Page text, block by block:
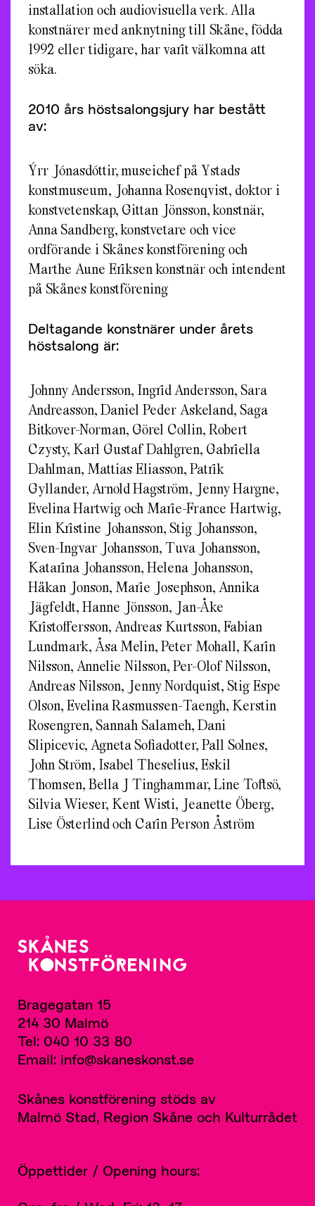
installation och audiovisuella verk. Alla
konstnärer med anknytning till Skåne, födda
1992 eller tidigare, har varit välkomna att
söka.
2010 års höstsalongsjury har bestått
av:
Ýrr Jónasdóttir, museichef på Ystads
konstmuseum, Johanna Rosenqvist, doktor i
konstvetenskap, Gittan Jönsson, konstnär,
Anna Sandberg, konstvetare och vice
ordförande i Skånes konstförening och
Marthe Aune Eriksen konstnär och intendent
på Skånes konstförening
Deltagande konstnärer under årets
höstsalong är:
Johnny Andersson, Ingrid Andersson, Sara
Andreasson, Daniel Peder Askeland, Saga
Bitkover-Norman, Görel Collin, Robert
Czysty, Karl Gustaf Dahlgren, Gabriella
Dahlman, Mattias Eliasson, Patrik
Gyllander, Arnold Hagström, Jenny Hargne,
Evelina Hartwig och Marie-France Hartwig,
Elin Kristine Johansson, Stig Johansson,
Sven-Ingvar Johansson, Tuva Johansson,
Katarina Johansson, Helena Johansson,
Håkan Jonson, Marie Josephson, Annika
Jägfeldt, Hanne Jönsson, Jan-Åke
Kristoffersson, Andreas Kurtsson, Fabian
Lundmark, Åsa Melin, Peter Mohall, Karin
Nilsson, Annelie Nilsson, Per-Olof Nilsson,
Andreas Nilsson, Jenny Nordquist, Stig Espe
Olson, Evelina Rasmussen-Taengh, Kerstin
Rosengren, Sannah Salameh, Dani
Slipicevic, Agneta Sofiadotter, Pall Solnes,
John Ström, Isabel Theselius, Eskil
Thomsen, Bella J Tinghammar, Line Toftsö,
Silvia Wieser, Kent Wisti, Jeanette Öberg,
Lise Österlind och Carin Person Åström
Bragegatan 15
214 30 Malmö
Tel: 040 10 33 80
Email: info@skaneskonst.se
Skånes konstförening stöds av
Malmö Stad, Region Skåne och Kulturrådet
Öppettider / Opening hours: